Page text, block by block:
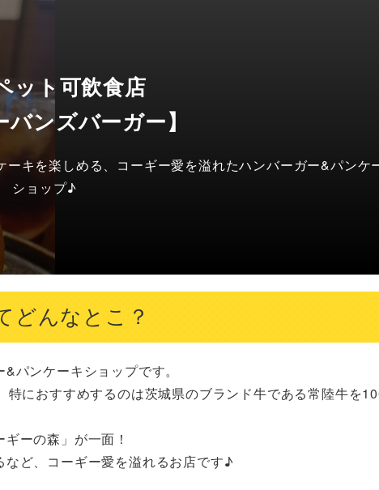
ット可飲食店
バンズバーガー】
キを楽しめる、コーギー愛を溢れたハンバーガー&パンケ
ショップ♪
どんなとこ？
パンケーキショップです。
におすすめするのは茨城県のブランド牛である常陸牛を
ーの森」が一面！
ど、コーギー愛を溢れるお店です♪